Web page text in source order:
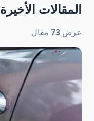
المقالات الأخيرة
عرض 73 مقال